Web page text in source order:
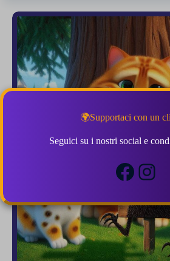
🌍Supportaci con un
Seguici su i nostri social e
i
suoi
nipotini
3.5 (2)